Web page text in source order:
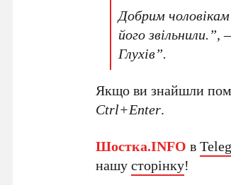
Добрим
його звільнили.”,
Глухів”.
Якщо ви знайшли
Ctrl+Enter.
Шостка.INFO в
нашусторінку!